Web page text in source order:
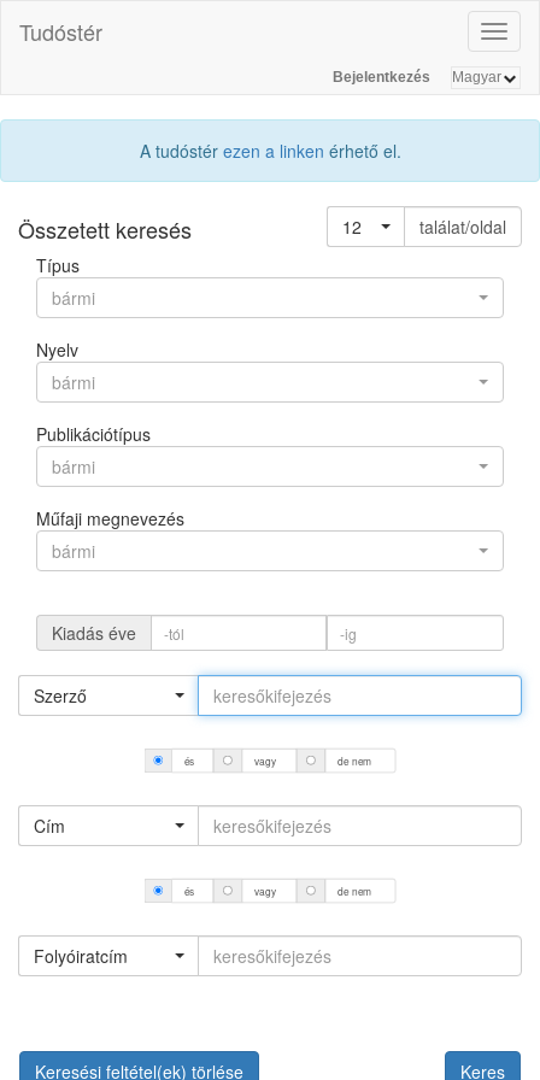
Tudóstér
Bejelentkezés
A tudóstér ezen a linken érhető el.
Összetett keresés 12
találat/oldal
Típus
bármi
Nyelv
bármi
Publikációtípus
bármi
Műfaji megnevezés
bármi
Kiadás éve
Szerző
és vagy de nem
Cím
és vagy de nem
Folyóiratcím
Keresési feltétel(ek) törlése